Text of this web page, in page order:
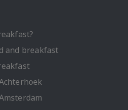
and breakfast